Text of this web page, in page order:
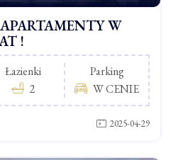
W
!
Łazienki
2
Parking
W CENIE
2025-04-29